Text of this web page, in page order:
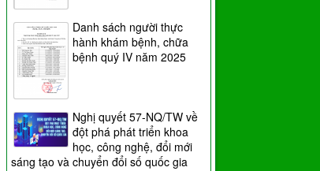
Danh sách người thực
hành khám bệnh, chữa
bệnh quý IV năm 2025
Nghị quyết 57-NQ/TW về
đột phá phát triển khoa
học, công nghệ, đổi mới
sáng tạo và chuyển đổi số quốc gia